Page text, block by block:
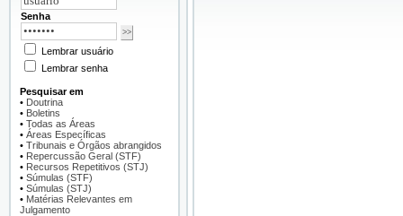
Senha
Lembrar usuário
Lembrar senha
Pesquisar em
• Doutrina
• Boletins
• Todas as Áreas
• Áreas Específicas
• Tribunais e Órgãos abrangidos
• Repercussão Geral (STF)
• Recursos Repetitivos (STJ)
• Súmulas (STF)
• Súmulas (STJ)
• Matérias Relevantes em
Julgamento